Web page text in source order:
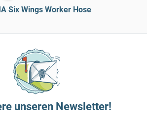
Six Wings Worker Hose
unseren Newsletter!